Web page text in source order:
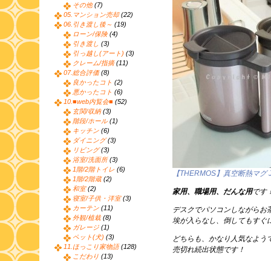
【THERMOS】真空断熱マ
家用、職場用、だんな用です
デスクでパソコンしながらお
埃が入らなし、倒してもすぐ
どちらも、かなり人気なよう
売切れ続出状態です！
その他 (7)
05.マンション売却(22)
06.引き渡し後～ (19)
ローン/保険(4)
引き渡し (3)
引っ越し(アート) (3)
クレーム/指摘(11)
07.総合評価(8)
良かったコト (2)
悪かったコト (6)
10.■web内覧会■ (52)
玄関/収納(3)
階段/ホール(1)
キッチン (6)
ダイニング(3)
リビング(3)
浴室/洗面所(3)
1階/2階トイレ (6)
1階/2階蔵(2)
和室(2)
寝室/子供・洋室(3)
カーテン (11)
外観/植栽(8)
ガレージ (1)
ペット(犬) (3)
11.ほっこり家物語(128)
こだわり (13)